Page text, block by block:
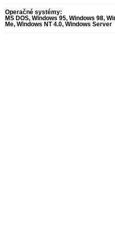
Operačné systémy:
MS DOS, Windows 95, Windows 98,
Me, Windows NT 4.0, Windows Server